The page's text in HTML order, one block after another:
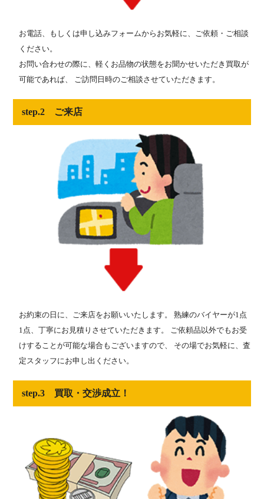
お電話、もしくは申し込みフォームからお気軽に、ご依頼・ご相談
ください。
お問い合わせの際に、軽くお品物の状態をお聞かせいただき買取が
可能であれば、 ご訪問日時のご相談させていただきます。
step.2 ご来店
お約束の日に、ご来店をお願いいたします。 熟練のバイヤーが1点
1点、丁寧にお見積りさせていただきます。 ご依頼品以外でもお受
けすることが可能な場合もございますので、 その場でお気軽に、査
定スタッフにお申し出ください。
step.3 買取・交渉成立！